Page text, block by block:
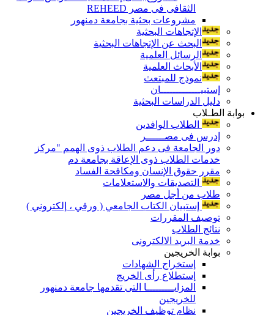
الثقافى فى مصر REHEED
مشروعات بحثية بجامعة دمنهور
الإتجاهات البحثية
البحث عن الإتجاهات البحثية
الرسائل العلمية
الأبحاث العلمية
نموذج للمبتعث
إستبيـــــــــــــان
دليل الدراسات البحثية
بوابة الطـلاب
الطلاب الوافدين
إدرس فى مصــــــر
دور الجامعة فى دعم الطلاب ذوى الهمم "مركز
خدمات الطلاب ذوى الإعاقة بجامعة دم
مقرر حقوق الإنسان ومكافحة الفساد
التصديقات والاستعلامات
طلاب من أجل مصر
إستبيان الكتاب الجامعي ( ورقي ، إلكتروني )
توصيف المقررات
نتائج الطلاب
خدمة البريد الالكترونى
بوابة الخريجين
إستخراج الشهادات
إستطلاع رأى الخريج
المزايـــــــــا التى تقدمها جامعة دمنهور
للخريجين
نظام توظيف الخريجين